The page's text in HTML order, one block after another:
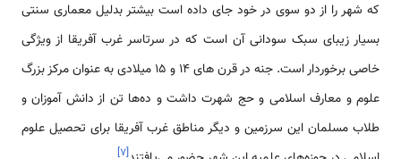
که شهر را از دو سوی در خود جای داده است بیشتر بدلیل معماری سنتی
بسیار زیبای سبک سودانی آن است که در سرتاسر غرب آفریقا از ویژگی
خاصی برخوردار است. جنه در قرن های 14 و 15 میلادی به عنوان مرکز بزرگ
علوم و معارف اسلامی و حج شهرت داشت و ده‌ها تن از دانش آموزان و
طلاب مسلمان این سرزمین و دیگر مناطق غرب آفریقا برای تحصیل علوم
[۷]